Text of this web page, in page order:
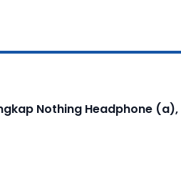
Nothing Headphone (a),